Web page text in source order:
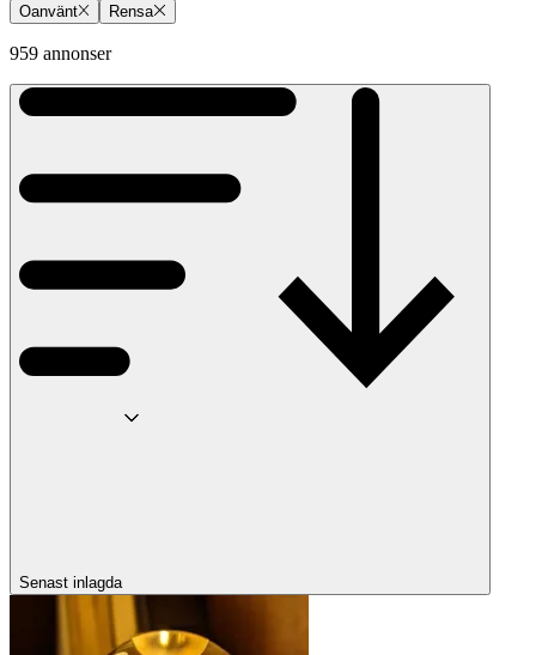
Oanvänt Rensa
959 annonser
Senast inlagda